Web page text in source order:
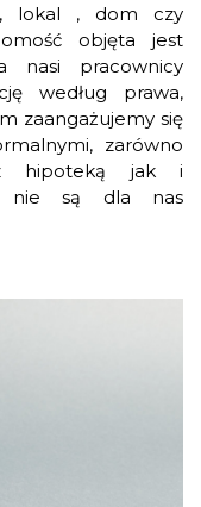
lokal , dom czy
objęta jest
nasi pracownicy
według prawa,
zaangażujemy się
zarówno
hipoteką jak i
nie są dla nas